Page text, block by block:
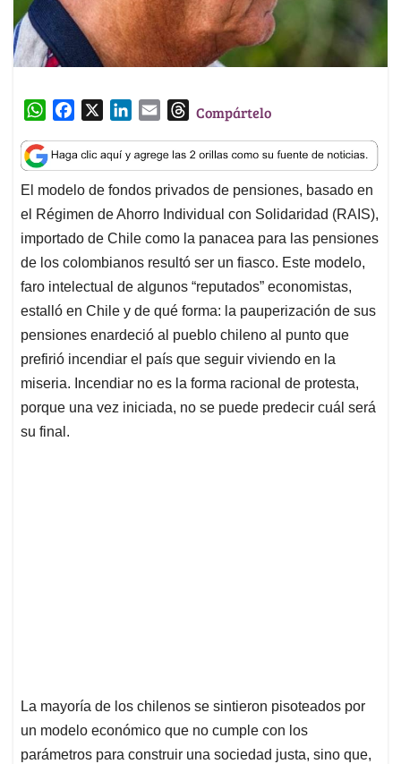
W
a
t
s
A
p
p
c
e
b
o
o
k
n
k
e
d
I
n
a
i
l
T
r
e
a
d
s
Compártelo
El modelo de fondos privados de pensiones, basado en
el Régimen de Ahorro Individual con Solidaridad (RAIS),
importado de Chile como la panacea para las pensiones
de los colombianos resultó ser un fiasco. Este modelo,
faro intelectual de algunos “reputados” economistas,
estalló en Chile y de qué forma: la pauperización de sus
pensiones enardeció al pueblo chileno al punto que
prefirió incendiar el país que seguir viviendo en la
miseria. Incendiar no es la forma racional de protesta,
porque una vez iniciada, no se puede predecir cuál será
su final.
La mayoría de los chilenos se sintieron pisoteados por
un modelo económico que no cumple con los
parámetros para construir una sociedad justa, sino que,